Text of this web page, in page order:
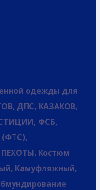
одежды для
ДПС, КАЗАКОВ,
ФСБ,
Костюм
Камуфляжный,